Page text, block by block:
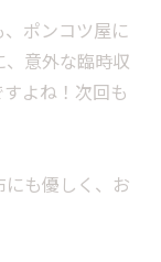
、ポンコツ屋に
意外な臨時収
よね！次回も
も優しく、お